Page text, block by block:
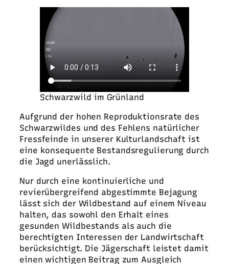
Schwarzwild im Grünland
Aufgrund der hohen Reproduktionsrate des
Schwarzwildes und des Fehlens natürlicher
Fressfeinde in unserer Kulturlandschaft ist
eine konsequente Bestandsregulierung durch
die Jagd unerlässlich.
Nur durch eine kontinuierliche und
revierübergreifend abgestimmte Bejagung
lässt sich der Wildbestand auf einem Niveau
halten, das sowohl den Erhalt eines
gesunden Wildbestands als auch die
berechtigten Interessen der Landwirtschaft
berücksichtigt. Die Jägerschaft leistet damit
einen wichtigen Beitrag zum Ausgleich